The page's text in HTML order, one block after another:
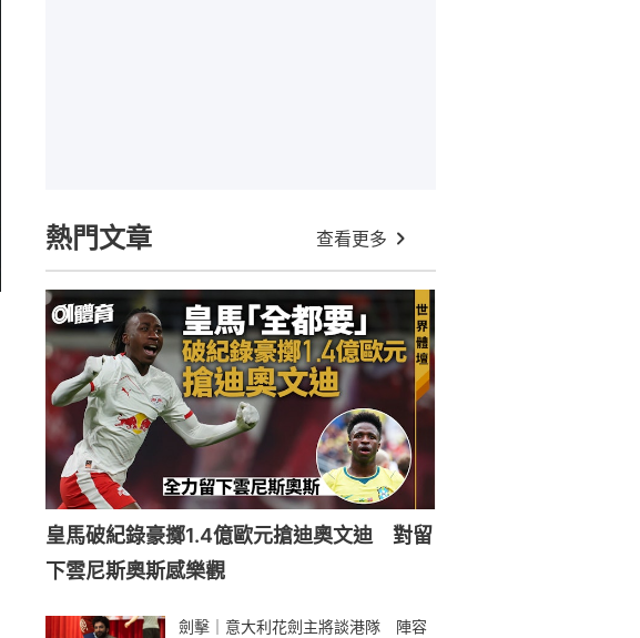
熱門文章 查看更多
皇馬破紀錄豪擲1.4億歐元搶迪奧文迪 對留
下雲尼斯奧斯感樂觀
劍擊｜意大利花劍主將談港隊 陣容